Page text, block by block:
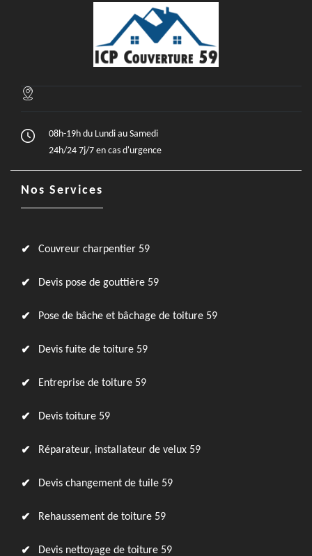
08h-19h du Lundi au Samedi
24h/24 7j/7 en cas d'urgence
Nos Services
Couvreur charpentier 59
Devis pose de gouttière 59
Pose de bâche et bâchage de toiture 59
Devis fuite de toiture 59
Entreprise de toiture 59
Devis toiture 59
Réparateur, installateur de velux 59
Devis changement de tuile 59
Rehaussement de toiture 59
Devis nettoyage de toiture 59